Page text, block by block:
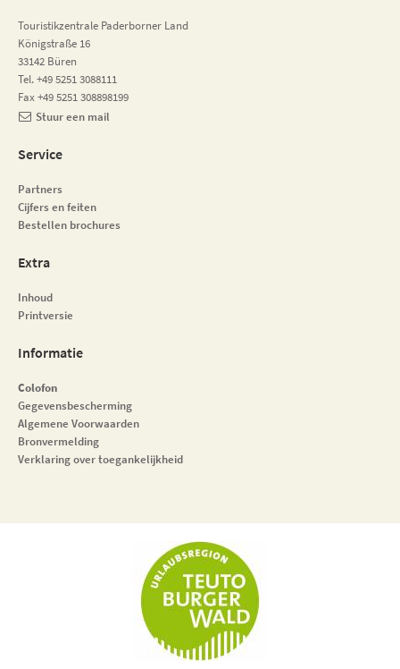
Touristikzentrale Paderborner Land
Königstraße 16
33142 Büren
Tel. +49 5251 3088111
Fax +49 5251 308898199
Stuur een mail
Service
Partners
Cijfers en feiten
Bestellen brochures
Extra
Inhoud
Printversie
Informatie
Colofon
Gegevensbescherming
Algemene Voorwaarden
Bronvermelding
Verklaring over toegankelijkheid